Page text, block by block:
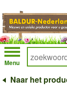
Menu
Naar het